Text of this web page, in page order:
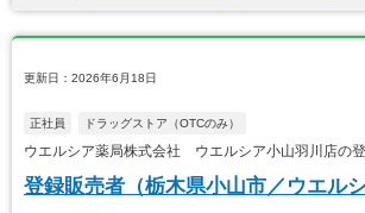
更新日：2026年6月18日
正社員 ドラッグストア（OTCのみ）
ウエルシア薬局株式会社 ウエルシア小山羽川店の
登録販売者（栃木県小山市／ウエル